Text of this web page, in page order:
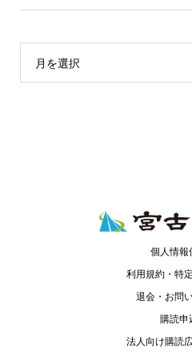
月を選択
個人情報
利用規約・特
退会・お問
購読申
法人向け購読